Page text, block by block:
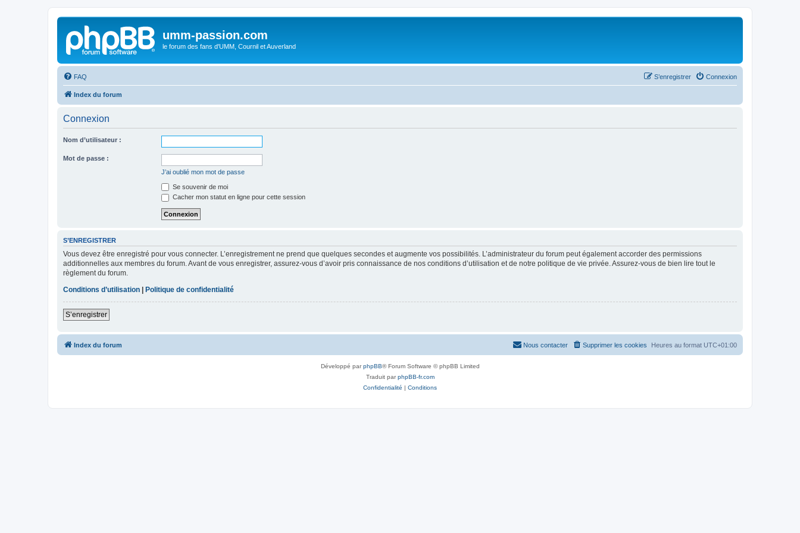
umm-passion.com
le forum des fans d'UMM, Cournil et Auverland
FAQ Connexion
S’enregistrer
Index du forum
Connexion
Nom d’utilisateur :
Mot de passe :
J’ai oublié mon mot de passe
Se souvenir de moi
Cacher mon statut en ligne pour cette session
S’ENREGISTRER
Vous devez être enregistré pour vous connecter. L’enregistrement ne prend que quelques secondes et augmente vos possibilités. L’administrateur du forum peut également accorder des permissions
additionnelles aux membres du forum. Avant de vous enregistrer, assurez-vous d’avoir pris connaissance de nos conditions d’utilisation et de notre politique de vie privée. Assurez-vous de bien lire tout le
règlement du forum.
Conditions d’utilisation
Politique de confidentialité
S’enregistrer
Index du forum Heures au format UTC+01:00
Supprimer les cookies
Nous contacter
Développé parphpBB® Forum Software © phpBB Limited
Traduit parphpBB-fr.com
Confidentialité | Conditions